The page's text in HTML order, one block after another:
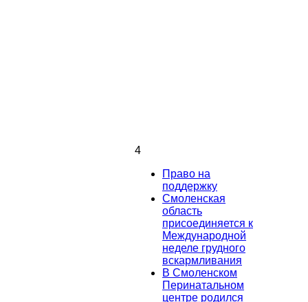
4
Право на
поддержку
Смоленская
область
присоединяется к
Международной
неделе грудного
вскармливания
В Смоленском
Перинатальном
центре родился